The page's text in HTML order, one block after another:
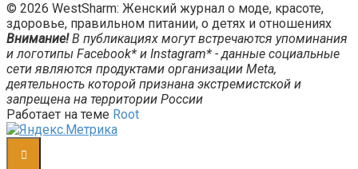
© 2026 WestSharm: Женский журнал о моде, красоте,
здоровье, правильном питании, о детях и отношениях
Внимание!В публикациях могут встречаются упоминания
и логотипы Facebook* и Instagram* - данные социальные
сети являются продуктами организации Meta,
деятельность которой признана экстремистской и
запрещена на территории России
Работает на теме Root